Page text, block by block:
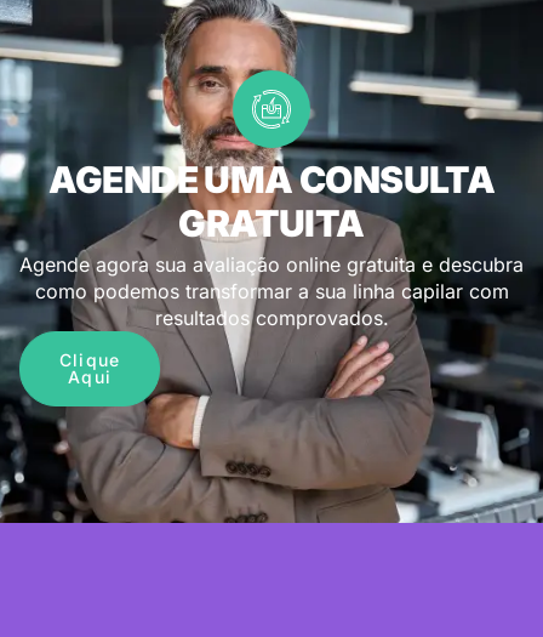
AGENDE UMA CONSULTA
GRATUITA
Agende agora sua avaliação online gratuita e descubra
como podemos transformar a sua linha capilar com
resultados comprovados.
Clique
Aqui